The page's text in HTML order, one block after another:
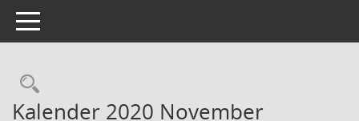
Toggle navigation
Rechercheauswahl
Kalender 2020 November